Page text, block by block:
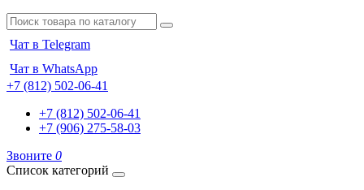
Чат в Telegram
Чат в WhatsApp
+7 (812) 502-06-41
+7 (812) 502-06-41
+7 (906) 275-58-03
Звоните 0
Список категорий